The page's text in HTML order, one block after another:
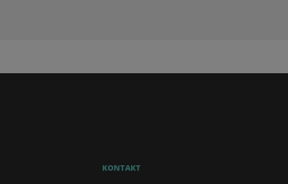
KONTAKT